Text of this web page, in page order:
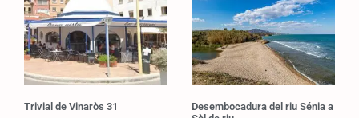
Trivial de Vinaròs 31
Desembocadura del riu Sénia a